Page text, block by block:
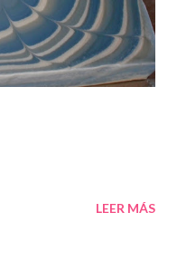
LEER MÁS